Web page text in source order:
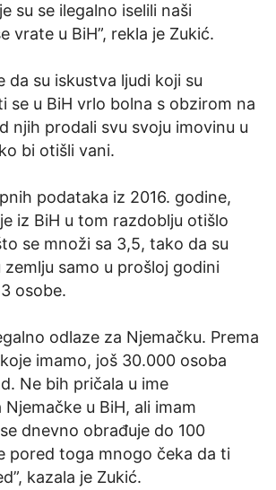
su se ilegalno iselili naši
vrate u BiH”, rekla je Zukić.
da su iskustva ljudi koji su
se u BiH vrlo bolna s obzirom na
njih prodali svu svoju imovinu u
bi otišli vani.
podataka iz 2016. godine,
iz BiH u tom razdoblju otišlo
se množi sa 3,5, tako da su
samo u prošloj godini
osobe.
odlaze za Njemačku. Prema
imamo, još 30.000 osoba
Ne bih pričala u ime
u BiH, ali imam
dnevno obrađuje do 100
pored toga mnogo čeka da ti
kazala je Zukić.